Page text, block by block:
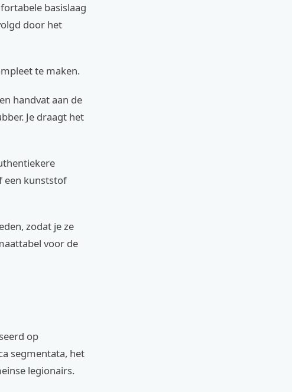
basislaag
door het
te maken.
handvat aan de
Je draagt het
een kunststof
zodat je ze
voor de
op
segmentata, het
legionairs.